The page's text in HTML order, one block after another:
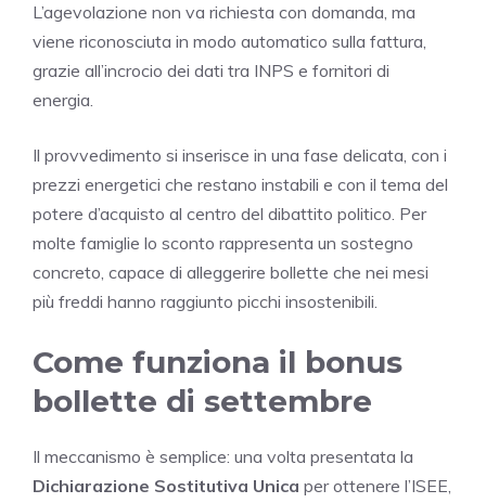
L’agevolazione non va richiesta con domanda, ma
viene riconosciuta in modo automatico sulla fattura,
grazie all’incrocio dei dati tra INPS e fornitori di
energia.
Il provvedimento si inserisce in una fase delicata, con i
prezzi energetici che restano instabili e con il tema del
potere d’acquisto al centro del dibattito politico. Per
molte famiglie lo sconto rappresenta un sostegno
concreto, capace di alleggerire bollette che nei mesi
più freddi hanno raggiunto picchi insostenibili.
Come funziona il bonus
bollette di settembre
Il meccanismo è semplice: una volta presentata la
Dichiarazione Sostitutiva Unica per ottenere l’ISEE,